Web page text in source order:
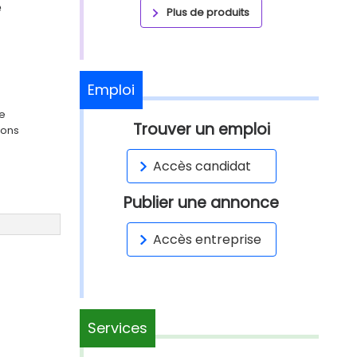
Plus de produits
Emploi
Trouver un emploi
Accès candidat
Publier une annonce
Accès entreprise
Services